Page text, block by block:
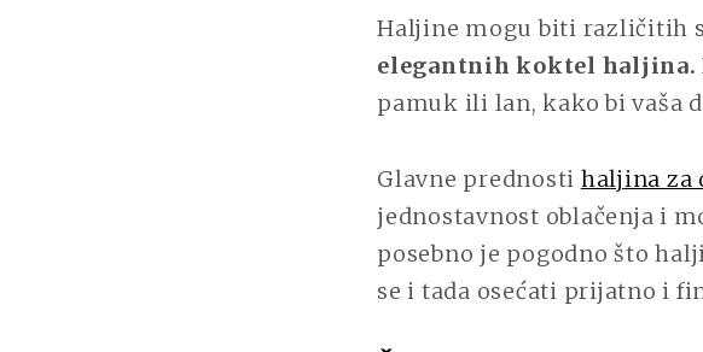
Haljine mogu biti različitih
elegantnih koktel haljina.
pamuk ili lan, kako bi vaša
Glavne prednosti haljina za
jednostavnost oblačenja i
posebno je pogodno što
se i tada osećati prijatno i